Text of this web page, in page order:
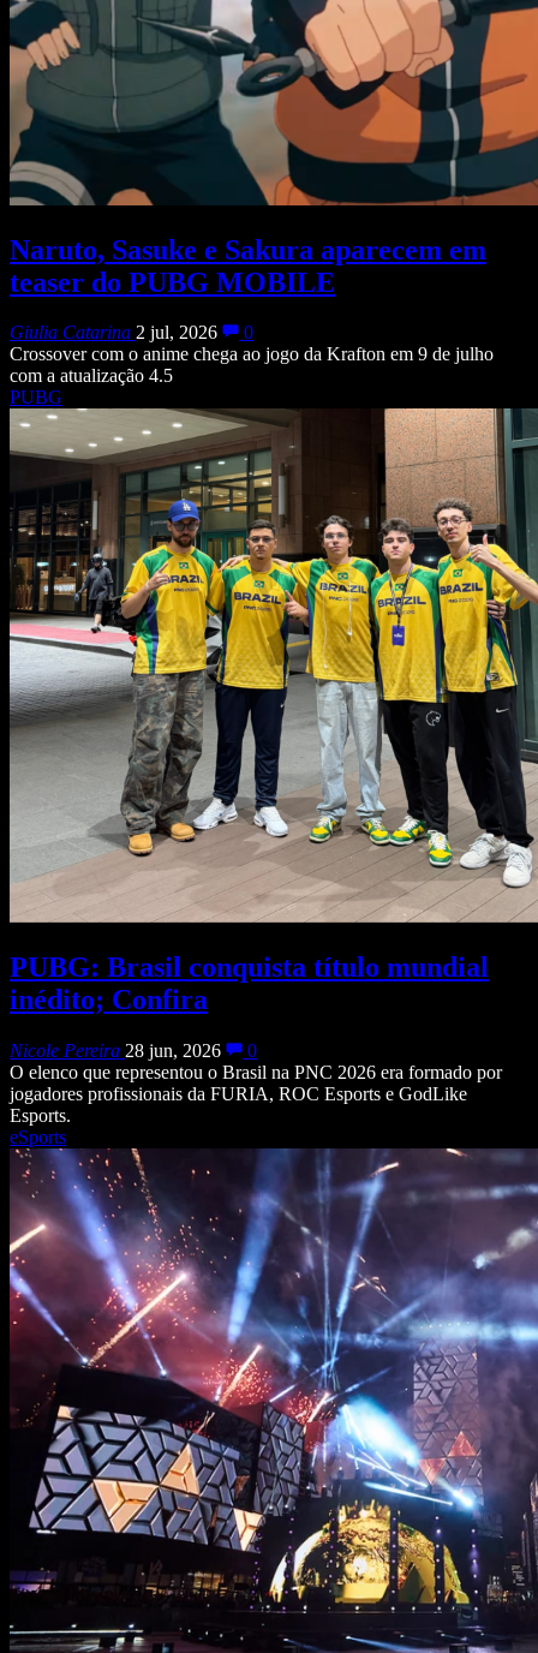
Naruto, Sasuke e Sakura aparecem em
teaser do PUBG MOBILE
Giulia Catarina 2 jul, 2026
0
Crossover com o anime chega ao jogo da Krafton em 9 de julho
com a atualização 4.5
PUBG
PUBG: Brasil conquista título mundial
inédito; Confira
Nicole Pereira 28 jun, 2026
0
O elenco que representou o Brasil na PNC 2026 era formado por
jogadores profissionais da FURIA, ROC Esports e GodLike
Esports.
eSports